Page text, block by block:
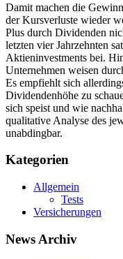
Damit machen die
der Kursverluste wieder
Plus durch Dividenden
letzten vier Jahrzehnten
Aktieninvestments bei.
Unternehmen weisen
Es empfiehlt sich
Dividendenhöhe zu
sich speist und wie
qualitative Analyse des
unabdingbar.
Kategorien
Allgemein
Tests
Versicherungen
News Archiv